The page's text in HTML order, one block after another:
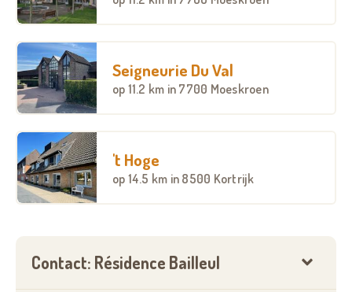
Seigneurie Du Val
op 11.2 km in 7700 Moeskroen
't Hoge
op 14.5 km in 8500 Kortrijk
Contact: Résidence Bailleul